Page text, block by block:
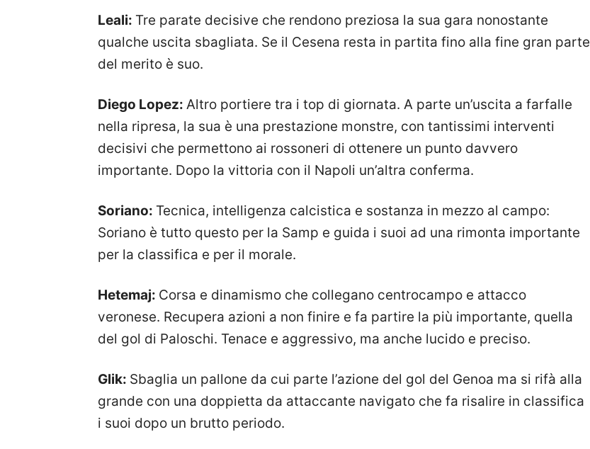
Leali: Tre parate decisive che rendono preziosa la sua gara nonostante
qualche uscita sbagliata. Se il Cesena resta in partita fino alla fine gran parte
del merito è suo.
Diego Lopez: Altro portiere tra i top di giornata. A parte un’uscita a farfalle
nella ripresa, la sua è una prestazione monstre, con tantissimi interventi
decisivi che permettono ai rossoneri di ottenere un punto davvero
importante. Dopo la vittoria con il Napoli un’altra conferma.
Soriano: Tecnica, intelligenza calcistica e sostanza in mezzo al campo:
Soriano è tutto questo per la Samp e guida i suoi ad una rimonta importante
per la classifica e per il morale.
Hetemaj: Corsa e dinamismo che collegano centrocampo e attacco
veronese. Recupera azioni a non finire e fa partire la più importante, quella
del gol di Paloschi. Tenace e aggressivo, ma anche lucido e preciso.
Glik: Sbaglia un pallone da cui parte l’azione del gol del Genoa ma si rifà alla
grande con una doppietta da attaccante navigato che fa risalire in classifica
i suoi dopo un brutto periodo.